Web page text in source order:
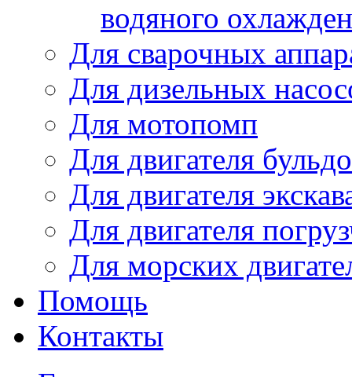
водяного
Для сварочных
Для дизельных
Для мотопомп
Для двигателя
Для двигателя
Для двигателя
Для морских
Помощь
Контакты